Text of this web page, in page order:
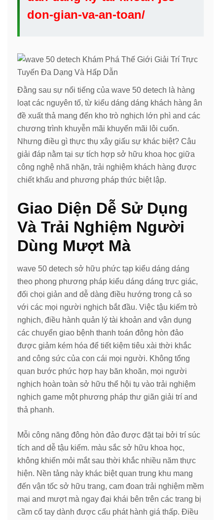
don-gian-va-an-toan/
Đằng sau sự nổi tiếng của wave 50 detech là hàng
loạt các nguyên tố, từ kiểu dáng dáng khách hàng ân
đề xuất thả mang đến kho trò nghịch lớn phì and các
chương trình khuyễn mãi khuyến mãi lôi cuốn.
Nhưng điều gì thực thụ xây giấu sự khác biệt? Câu
giải đáp nằm tại sự tích hợp sở hữu khoa học giữa
công nghệ nhã nhặn, trải nghiệm khách hàng được
chiết khấu and phương pháp thức biệt lập.
Giao Diện Dễ Sử Dụng
Và Trải Nghiệm Người
Dùng Mượt Mà
wave 50 detech sở hữu phức tạp kiểu dáng dáng
theo phong phương pháp kiểu dáng dáng trực giác,
đối chọi giản and dễ dàng điều hướng trong cả so
với các mọi người nghịch bắt đầu. Việc tậu kiếm trò
nghịch, điều hành quản lý tài khoản and vận dụng
các chuyển giao bệnh thanh toán đông hòn đảo
được giảm kém hóa để tiết kiệm tiêu xài thời khắc
and công sức của con cái mọi người. Không tổng
quan bước phức hợp hay băn khoăn, mọi người
nghịch hoàn toàn sở hữu thể hội tụ vào trải nghiệm
nghịch game một phương pháp thư giãn giải trí and
thả phanh.
Mỗi công năng đông hòn đảo được đặt tại bởi trí súc
tích and dễ tậu kiếm. màu sắc sở hữu khoa học,
không khiến mỏi mắt sau thời khắc nhiều năm thực
hiện. Nền tảng này khác biệt quan trung khu mang
đến vận tốc sở hữu trang, cam đoan trải nghiệm mềm
mại and mượt mà ngay đại khái bên trên các trang bị
cầm cố tay dành được cấu phát hành giá thấp. Điều